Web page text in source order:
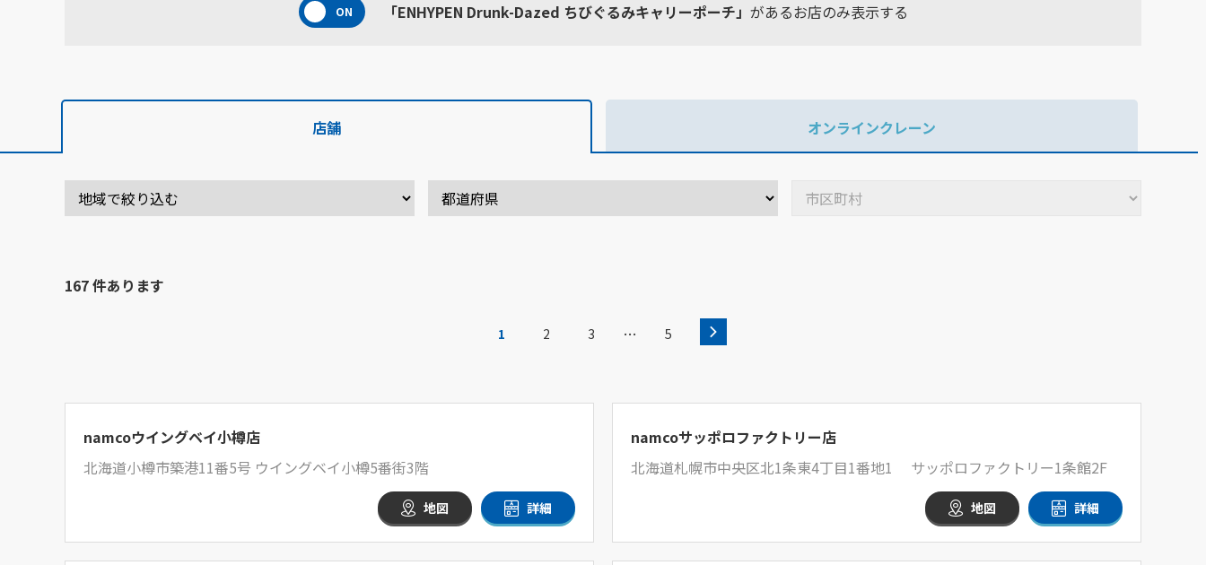
「ENHYPEN Drunk-Dazed ちびぐるみキャリーポーチ」 があるお店のみ表示する
店舗 オンラインクレーン
167 件あります
1 2 3 … 5
namcoウイングベイ小樽店
北海道小樽市築港11番5号 ウイングベイ小樽5番街3階
地図 詳細
namcoサッポロファクトリー店
北海道札幌市中央区北1条東4丁目1番地1 サッポロファクトリー1条館2F
地図 詳細